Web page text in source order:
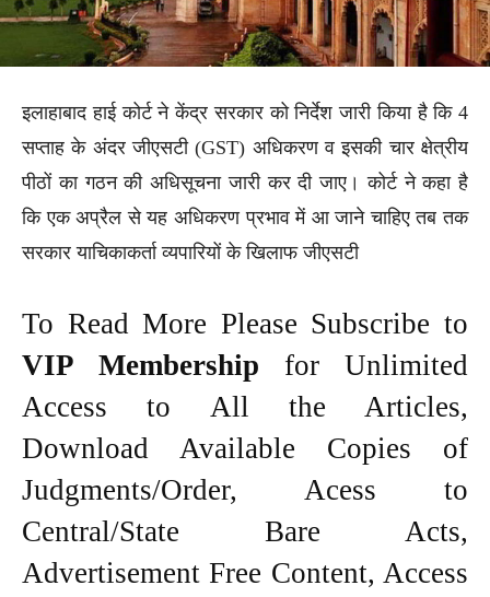
इलाहाबाद हाई कोर्ट ने केंद्र सरकार को निर्देश जारी किया है कि 4
सप्ताह के अंदर जीएसटी (GST) अधिकरण व इसकी चार क्षेत्रीय
पीठों का गठन की अधिसूचना जारी कर दी जाए। कोर्ट ने कहा है
कि एक अप्रैल से यह अधिकरण प्रभाव में आ जाने चाहिए तब तक
सरकार याचिकाकर्ता व्यपारियों के खिलाफ जीएसटी
To Read More Please Subscribe to
VIP Membership for Unlimited
Access to All the Articles,
Download Available Copies of
Judgments/Order, Acess to
Central/State Bare Acts,
Advertisement Free Content, Access